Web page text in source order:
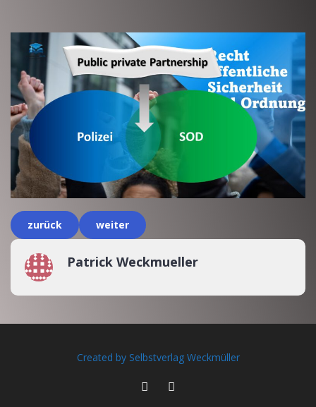
zurück weiter
Patrick Weckmueller
Created by Selbstverlag Weckmüller